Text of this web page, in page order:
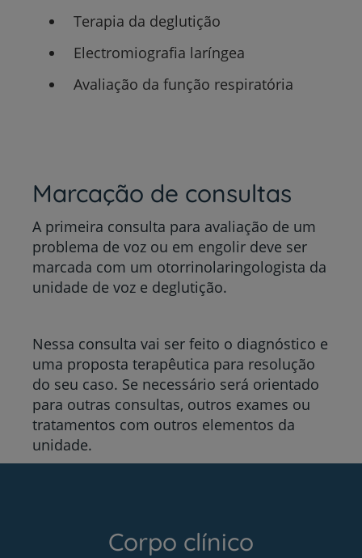
Terapia da deglutição
Electromiografia laríngea
Avaliação da função respiratória
Marcação de consultas
A primeira consulta para avaliação de um
problema de voz ou em engolir deve ser
marcada com um otorrinolaringologista da
unidade de voz e deglutição.
Nessa consulta vai ser feito o diagnóstico e
uma proposta terapêutica para resolução
do seu caso. Se necessário será orientado
para outras consultas, outros exames ou
tratamentos com outros elementos da
unidade.
Corpo clínico